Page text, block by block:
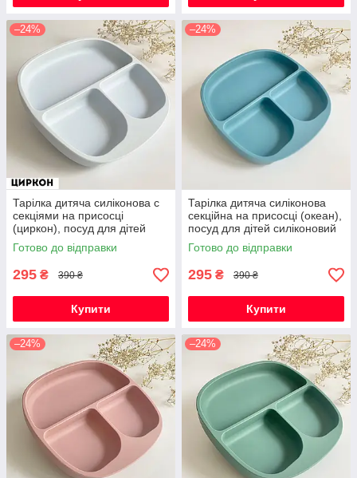
–24%
Тарілка дитяча силіконова с
секціями на присосці
(циркон), посуд для дітей
силіконовий
Готово до відправки
295 ₴ 390 ₴
Купити
–24%
Тарілка дитяча силіконова
секційна на присосці (океан),
посуд для дітей силіконовий
Готово до відправки
295 ₴ 390 ₴
Купити
–24% –24%